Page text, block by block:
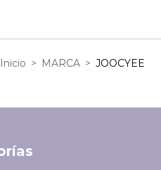
Inicio > MARCA > JOOCYEE